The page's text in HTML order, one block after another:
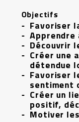
Objectifs
Favoriser
Découvrir
Créer une
détendue
Favoriser
sentiment
Créer un
positif,
Motiver